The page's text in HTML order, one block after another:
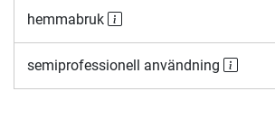
hemmabruk
semiprofessionell användning